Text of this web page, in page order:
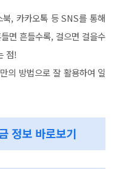
, 카카오톡 등 SNS를 통해
면 흔들수록, 걸으면 걸을수
점!
의 방법으로 잘 활용하여 일
정보 바로보기